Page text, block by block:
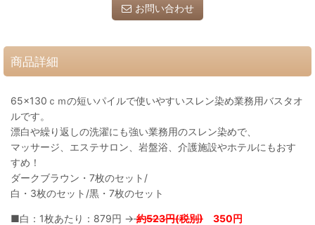
お問い合わせ
商品詳細
65×130ｃｍの短いパイルで使いやすいスレン染め業務用バスタオ
ルです。
漂白や繰り返しの洗濯にも強い業務用のスレン染めで、
マッサージ、エステサロン、岩盤浴、介護施設やホテルにもおす
すめ！
ダークブラウン・7枚のセット/
白・3枚のセット/黒・7枚のセット
■白：1枚あたり：879円 → 約523円(税別) 350円